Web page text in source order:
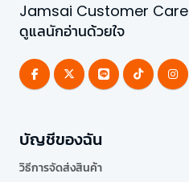
Jamsai Customer Care
ดูแลนักอ่านด้วยใจ
บัญชีของฉัน
วิธีการจัดส่งสินค้า